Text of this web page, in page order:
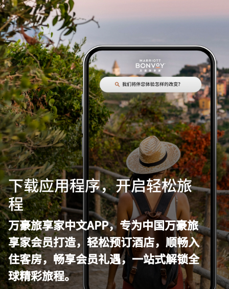
跳到内容
下载应用程序，开启轻松旅
程
万豪旅享家中文APP，专为中国万豪旅
享家会员打造，轻松预订酒店，顺畅入
住客房，畅享会员礼遇，一站式解锁全
球精彩旅程。